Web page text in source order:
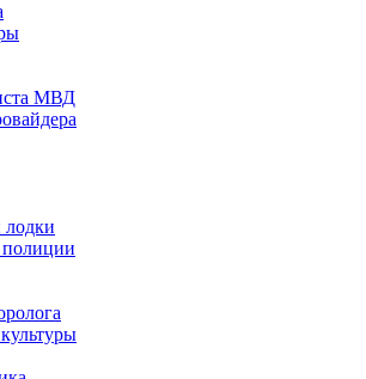
МВД
лодки
полиции